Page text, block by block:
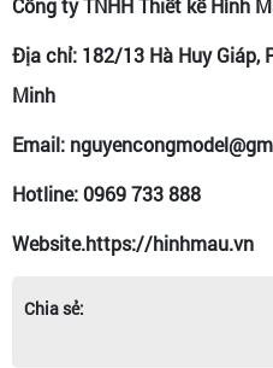
Công ty TNHH Thiết kế Hình
Địa chỉ: 182/13 Hà Huy Giáp,
Minh
Email:
Hotline: 0969 733 888
Website.https://hinhmau.vn
Chia sẻ: